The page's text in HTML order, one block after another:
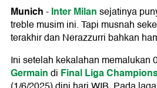
Munich-Inter Milansejatinya
treble musim ini. Tapi musnah
terakhir dan Nerazzurri bahkan
Ini setelah kekalahan memalukan
Germaindi Final Liga